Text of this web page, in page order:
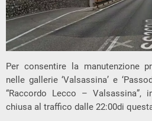
Per consentire la manutenzione
nelle gallerie ‘Valsassina’ e
“Raccordo Lecco – Valsassina”,
chiusa al traffico dalle 22:00di